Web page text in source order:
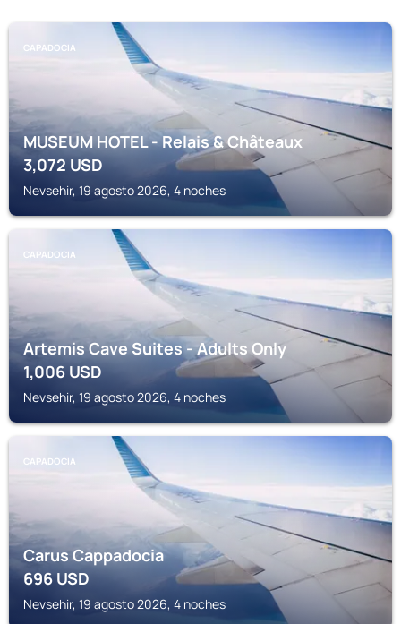
CAPADOCIA
MUSEUM HOTEL - Relais & Châteaux
3,072 USD
Nevsehir, 19 agosto 2026, 4 noches
CAPADOCIA
Artemis Cave Suites - Adults Only
1,006USD
Nevsehir, 19 agosto 2026, 4 noches
CAPADOCIA
Carus Cappadocia
696USD
Nevsehir, 19 agosto 2026, 4 noches